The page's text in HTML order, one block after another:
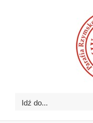
Idź do...